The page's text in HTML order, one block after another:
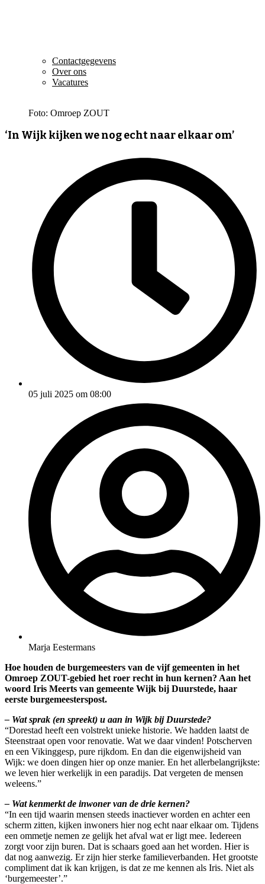
Contactgegevens
Over ons
Vacatures
Foto: Omroep ZOUT
‘In Wijk kijken we nog echt naar elkaar om’
05 juli 2025 om 08:00
Marja Eestermans
Hoe houden de burgemeesters van de vijf gemeenten in het
Omroep ZOUT-gebied het roer recht in hun kernen? Aan het
woord Iris Meerts van gemeente Wijk bij Duurstede, haar
eerste burgemeesterspost.
– Wat sprak (en spreekt) u aan in Wijk bij Duurstede?
“Dorestad heeft een volstrekt unieke historie. We hadden laatst de
Steenstraat open voor renovatie. Wat we daar vinden! Potscherven
en een Vikinggesp, pure rijkdom. En dan die eigenwijsheid van
Wijk: we doen dingen hier op onze manier. En het allerbelangrijkste:
we leven hier werkelijk in een paradijs. Dat vergeten de mensen
weleens.”
– Wat kenmerkt de inwoner van de drie kernen?
“In een tijd waarin mensen steeds inactiever worden en achter een
scherm zitten, kijken inwoners hier nog echt naar elkaar om. Tijdens
een ommetje nemen ze gelijk het afval wat er ligt mee. Iedereen
zorgt voor zijn buren. Dat is schaars goed aan het worden. Hier is
dat nog aanwezig. Er zijn hier sterke familieverbanden. Het grootste
compliment dat ik kan krijgen, is dat ze me kennen als Iris. Niet als
‘burgemeester’.”